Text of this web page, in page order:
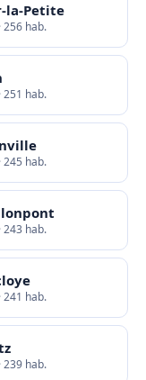
la-Petite
256 hab.
251 hab.
245 hab.
243 hab.
241 hab.
239 hab.